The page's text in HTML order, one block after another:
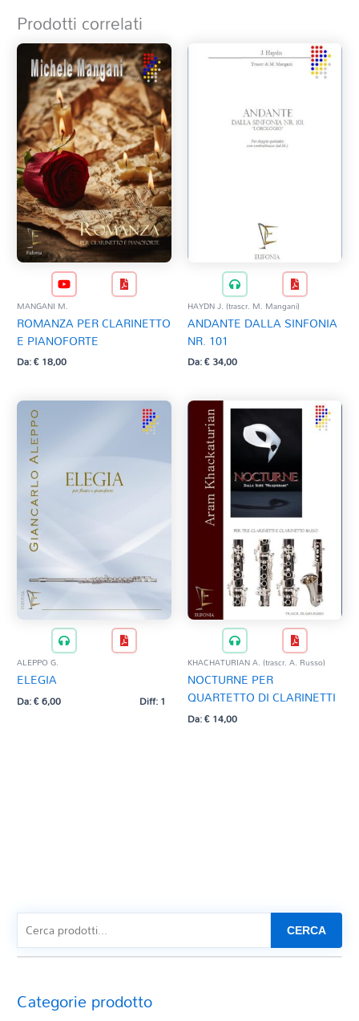
Prodotti correlati
MANGANI M.
ROMANZA PER CLARINETTO
E PIANOFORTE
Da:€18,00
HAYDN J. (trascr. M. Mangani)
ANDANTE DALLA SINFONIA
NR. 101
Da:€34,00
ALEPPO G.
ELEGIA
Da:€6,00 Diff: 1
KHACHATURIAN A. (trascr. A. Russo)
NOCTURNE PER
QUARTETTO DI CLARINETTI
Da:€14,00
CERCA
Categorie prodotto